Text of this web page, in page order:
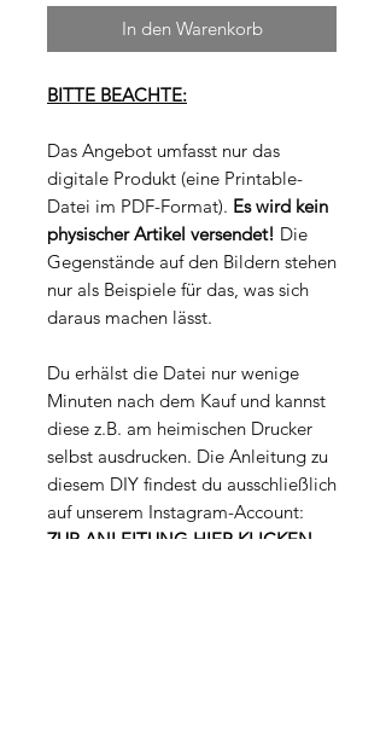
In den Warenkorb
BITTE BEACHTE:
Das Angebot umfasst nur das
digitale Produkt (eine Printable-
Datei im PDF-Format). Es wird kein
physischer Artikel versendet! Die
Gegenstände auf den Bildern stehen
nur als Beispiele für das, was sich
daraus machen lässt.
Du erhälst die Datei nur wenige
Minuten nach dem Kauf und kannst
diese z.B. am heimischen Drucker
selbst ausdrucken. Die Anleitung zu
diesem DIY findest du ausschließlich
auf unserem Instagram-Account:
ZUR ANLEITUNG HIER KLICKEN